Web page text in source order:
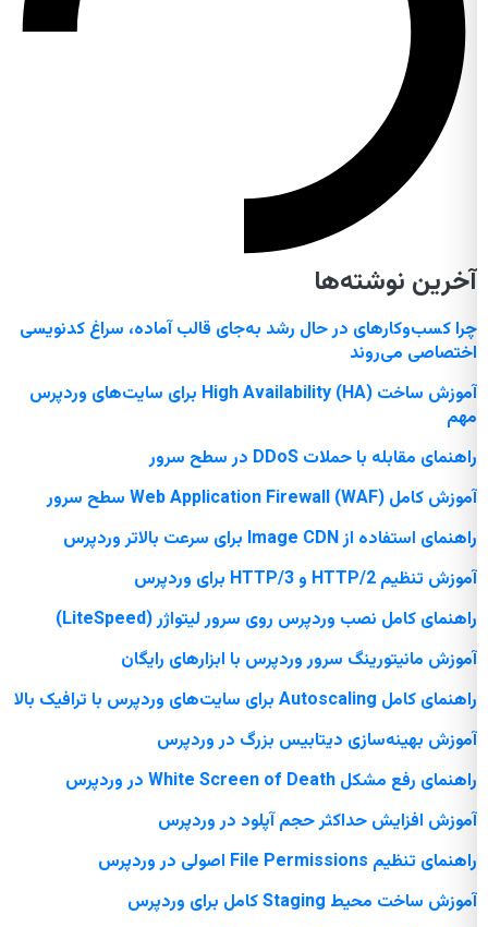
آخرین نوشته‌ها
چرا کسب‌وکارهای در حال رشد به‌جای قالب آماده، سراغ کدنویسی
اختصاصی می‌روند
آموزش ساخت High Availability (HA) برای سایت‌های وردپرس
مهم
راهنمای مقابله با حملات DDoS در سطح سرور
آموزش کامل Web Application Firewall (WAF) سطح سرور
راهنمای استفاده از Image CDN برای سرعت بالاتر وردپرس
آموزش تنظیم HTTP/2 و HTTP/3 برای وردپرس
راهنمای کامل نصب وردپرس روی سرور لیتواژر (LiteSpeed)
آموزش مانیتورینگ سرور وردپرس با ابزارهای رایگان
راهنمای کامل Autoscaling برای سایت‌های وردپرس با ترافیک بالا
آموزش بهینه‌سازی دیتابیس بزرگ در وردپرس
راهنمای رفع مشکل White Screen of Death در وردپرس
آموزش افزایش حداکثر حجم آپلود در وردپرس
راهنمای تنظیم File Permissions اصولی در وردپرس
آموزش ساخت محیط Staging کامل برای وردپرس